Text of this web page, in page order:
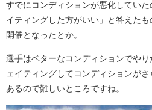
すでにコンディションが悪化してい
イティングした方がいい」と答えた
開催となったとか。
選手はベターなコンディションでや
ェイティングしてコンディションが
あるので難しいところですね。